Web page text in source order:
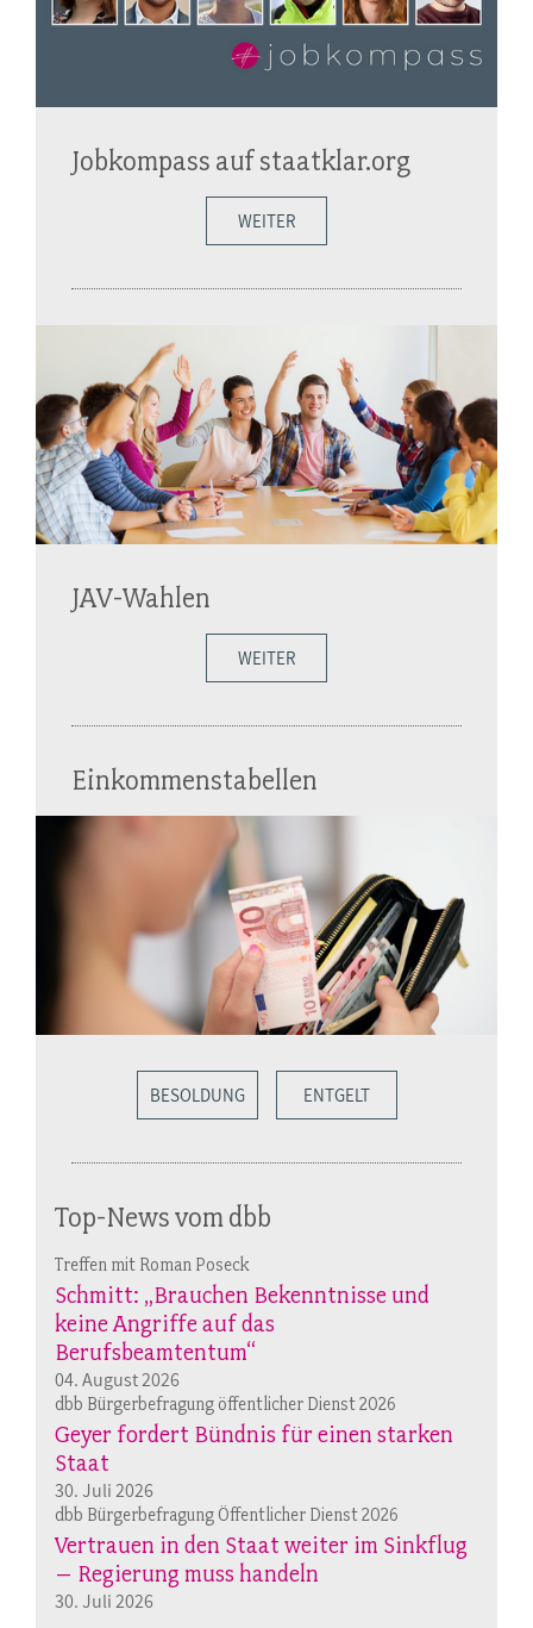
Jobkompass auf staatklar.org
WEITER
JAV-Wahlen
WEITER
Einkommenstabellen
BESOLDUNG ENTGELT
Top-News vom dbb
Treffen mit Roman Poseck
Schmitt: „Brauchen Bekenntnisse und
keine Angriffe auf das
Berufsbeamtentum“
04. August 2026
dbb Bürgerbefragung öffentlicher Dienst 2026
Geyer fordert Bündnis für einen starken
Staat
30. Juli 2026
dbb Bürgerbefragung Öffentlicher Dienst 2026
Vertrauen in den Staat weiter im Sinkflug
– Regierung muss handeln
30. Juli 2026